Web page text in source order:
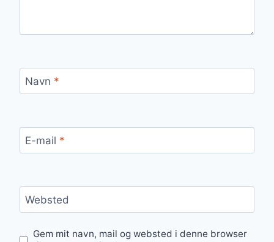
Navn *
E-mail *
Websted
Gem mit navn, mail og websted i denne browser